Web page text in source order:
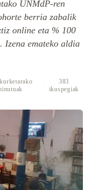
UNMdP-ren
berria zabalik
online eta % 100
Izena emateko aldia
·
383
ikuspegiak